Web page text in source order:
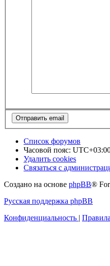
Список форумов
Часовой пояс:
Удалить cookies
Связаться с
Создано на основе phpBB®
Русская поддержка phpBB
Конфиденциальность